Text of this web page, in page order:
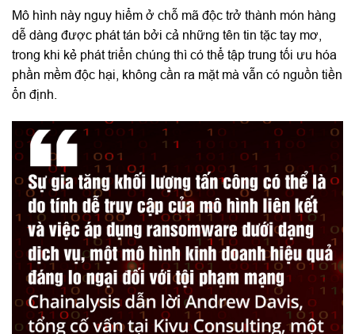
Mô hình này nguy hiểm ở chỗ mã độc trở thành món hàng
dễ dàng được phát tán bởi cả những tên tin tặc tay mơ,
trong khi kẻ phát triển chúng thì có thể tập trung tối ưu hóa
phần mềm độc hại, không cần ra mặt mà vẫn có nguồn tiền
ổn định.